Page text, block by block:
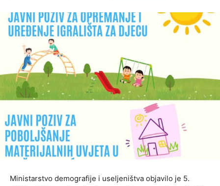
Ministarstvo demografije i useljeništva objavilo je 5.